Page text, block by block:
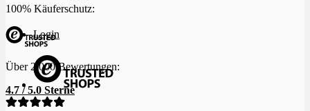
Login
100% Käuferschutz:
Über 2.000 Bewertungen:
4.7 / 5.0 Sterne